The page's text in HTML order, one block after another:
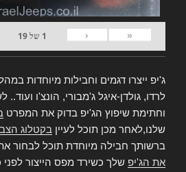
«
‹
1 של19
ג'יפ ייצרו דגמים וחבילות מיוחדות
לרדו, גולדן-איגל ג'מבורי, הונצ'ו ועוד..
וחתימת שיפוץ הג'יפ בדוק את המפרט
שלנו,לאחר מכן תוכל לעיין בקטלוג
ברשותך חבילה מיוחדת תוכל לבחור
את הג'יפ שלך כשירד מפס הייצור